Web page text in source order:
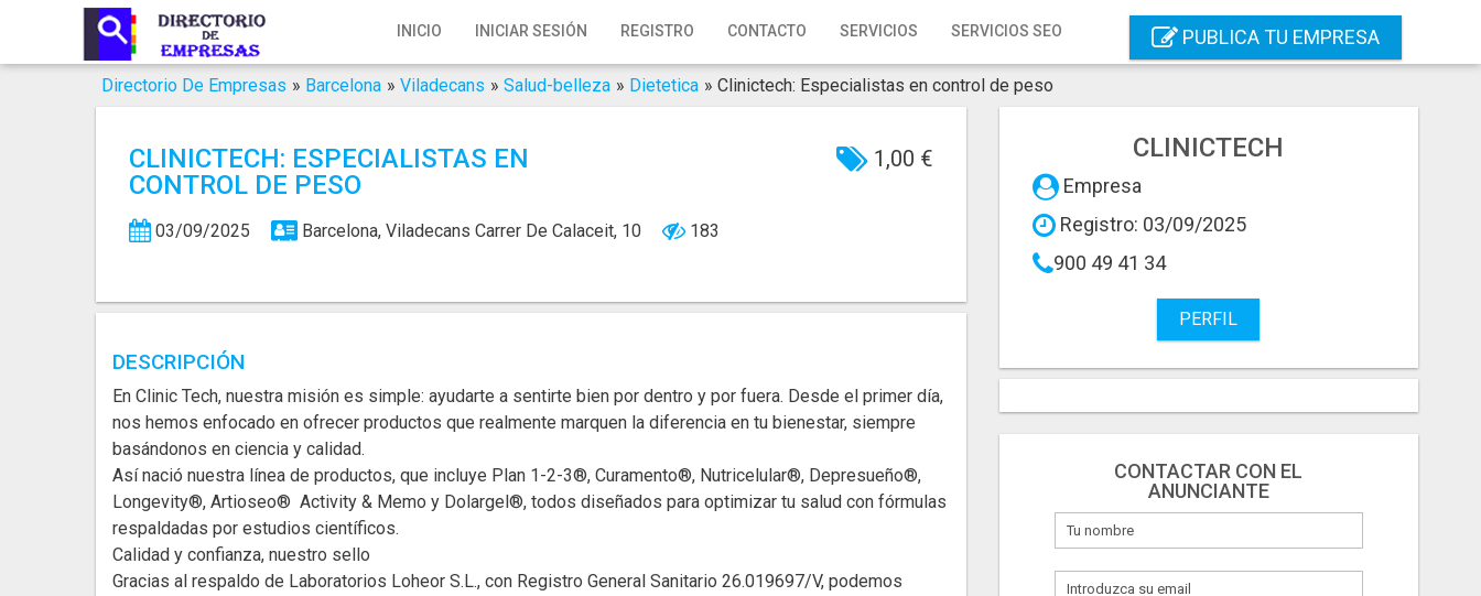
INICIO INICIAR SESIÓN REGISTRO CONTACTO SERVICIOS SERVICIOS SEO PUBLICA TU EMPRESA
Inicio
Iniciar Sesión
Servicios Online
Directorio De Empresas » Barcelona » Viladecans » Salud-belleza » Dietetica » Clinictech: Especialistas en control de peso
CLINICTECH: ESPECIALISTAS EN
CONTROL DE PESO
1,00 €
03/09/2025 Barcelona, Viladecans Carrer De Calaceit, 10 183
DESCRIPCIÓN
En Clinic Tech, nuestra misión es simple: ayudarte a sentirte bien por dentro y por fuera. Desde el primer día,
nos hemos enfocado en ofrecer productos que realmente marquen la diferencia en tu bienestar, siempre
basándonos en ciencia y calidad.
Así nació nuestra línea de productos, que incluye Plan 1-2-3®, Curamento®, Nutricelular®, Depresueño®,
Longevity®, Artioseo® Activity & Memo y Dolargel®, todos diseñados para optimizar tu salud con fórmulas
respaldadas por estudios científicos.
Calidad y confianza, nuestro sello
Gracias al respaldo de Laboratorios Loheor S.L., con Registro General Sanitario 26.019697/V, podemos
CLINICTECH
Empresa
Registro: 03/09/2025
900 49 41 34
PERFIL
CONTACTAR CON EL
ANUNCIANTE